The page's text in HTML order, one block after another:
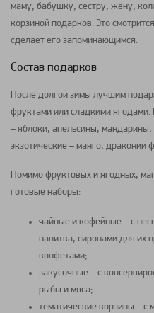
маму, бабушку, сестру, жену,
корзиной подарков. Это
сделает его запоминающимся.
Состав подарков
После долгой зимы лучшим
фруктами или сладкими
– яблоки, апельсины, мандарины,
экзотические – манго, драконий
Помимо фруктовых и ягодных,
готовые наборы:
чайные и кофейные – с
напитка, сиропами для их
конфетами;
закусочные – с
рыбы и мяса;
тематические корзины –